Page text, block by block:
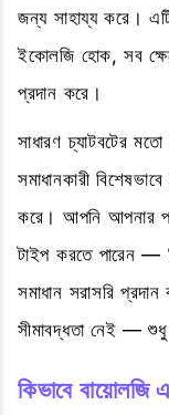
জন্য সাহায্য করে।
ইকোলজি হোক, সব
প্রদান করে।
সাধারণ চ্যাটবটের
সমাধানকারী
করে। আপনি আপনার
টাইপ করতে পারেন —
সমাধান সরাসরি
সীমাবদ্ধতা নেই —
কিভাবে বায়োলজি